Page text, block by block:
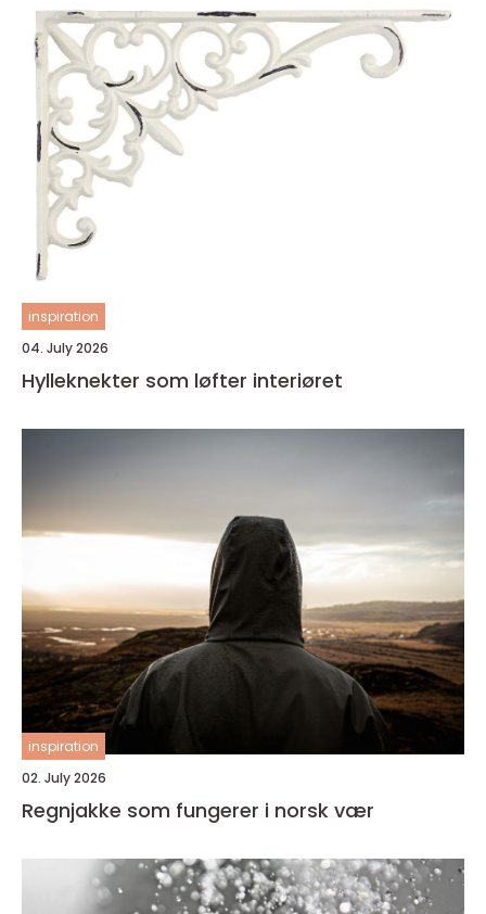
inspiration
04. July 2026
Hylleknekter som løfter interiøret
inspiration
02. July 2026
Regnjakke som fungerer i norsk vær